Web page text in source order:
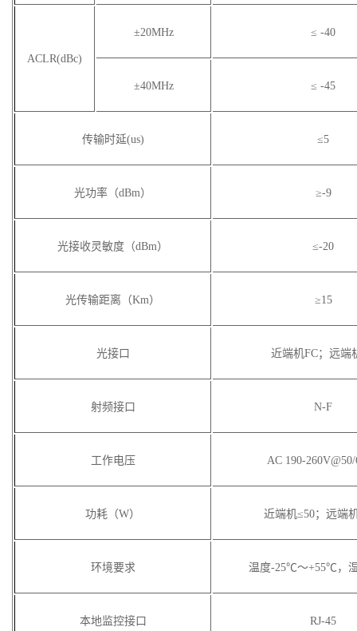
ACLR(dBc)
±20MHz ≤ -40
±40MHz ≤ -45
传输时延(us) ≤5
光功率（dBm） ≥-9
光接收灵敏度（dBm） ≤-20
光传输距离（Km） ≥15
光接口 近端机FC；远端
射频接口 N-F
工作电压 AC 190-
功耗（W） 近端机≤50；远端
环境要求 温度-25℃～+55℃，
本地监控接口 RJ-45